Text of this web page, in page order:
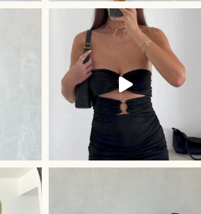
חליפת ״קים״ שלנו - שהיא השלמ